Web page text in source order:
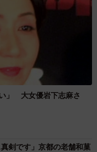
」 大女優岩下志麻さ
剣です」京都の老舗和菓